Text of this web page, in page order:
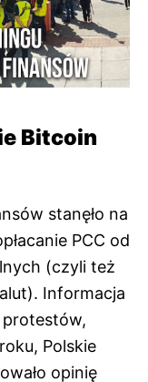
Bitcoin
stanęło na
PCC od
(czyli też
Informacja
protestów,
Polskie
opinię